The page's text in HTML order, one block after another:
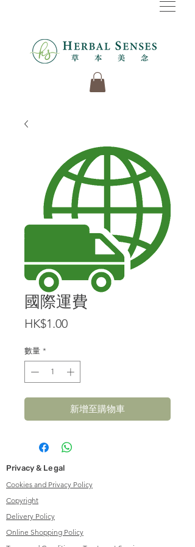
國際運費
HK$1.00價
數量 *
新增至購物車
Privacy & Legal
Cookies and Privacy Policy
Copyright
Delivery Policy
Online Shopping Policy